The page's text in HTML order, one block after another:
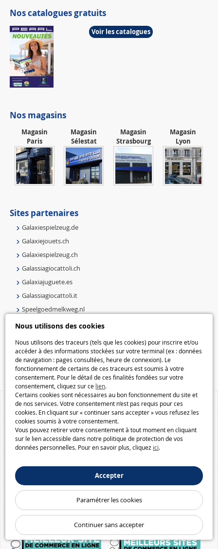
Nous utilisons des cookies
Nous utilisons des traceurs (tels que les cookies) pour inscrire et/ou
accéder à des informations stockées sur votre terminal (ex : données
de navigation : pages consultées, heure de connexion). Le
fonctionnement de certains de ces traceurs est soumis à votre
consentement. Pour le détail de ces finalités fondées sur votre
consentement, cliquez sur ce lien.
Certains cookies sont nécessaires au bon fonctionnement du site et
de nos services. Votre consentement n’est pas requis pour ces
cookies. En cliquant sur « continuer sans accepter » vous refusez les
cookies soumis à votre consentement.
Vous pouvez retirer votre consentement à tout moment en cliquant
sur le lien accessible dans notre politique de protection de vos
données personnelles. Pour en savoir plus, cliquez ici.
Accepter
Paramétrer les cookies
Continuer sans accepter
Nos catalogues gratuits
Voir les catalogues
Nos magasins
Magasin
Paris
Magasin
Sélestat
Magasin
Strasbourg
Magasin
Lyon
Sites partenaires
Galaxiespielzeug.de
Galaxiejouets.ch
Galaxiespielzeug.ch
Galassiagiocattoli.ch
Galaxiajuguete.es
Galassiagiocattoli.it
Speelgoedmelkweg.nl
Galaxiejouets.be
Speelgoedmelkweg.be
Macway.com